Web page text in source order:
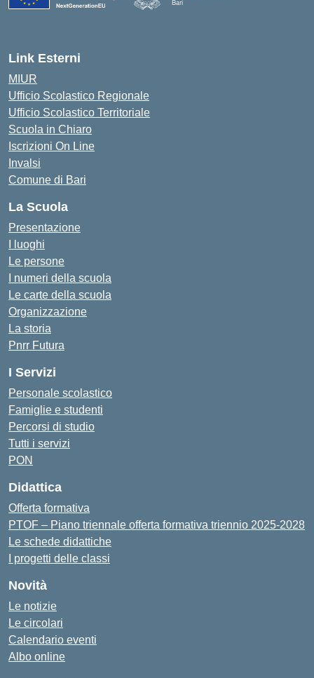
Bari
Link Esterni
MIUR
Ufficio Scolastico Regionale
Ufficio Scolastico Territoriale
Scuola in Chiaro
Iscrizioni On Line
Invalsi
Comune di Bari
La Scuola
Presentazione
I luoghi
Le persone
I numeri della scuola
Le carte della scuola
Organizzazione
La storia
Pnrr Futura
I Servizi
Personale scolastico
Famiglie e studenti
Percorsi di studio
Tutti i servizi
PON
Didattica
Offerta formativa
PTOF – Piano triennale offerta formativa triennio 2025-2028
Le schede didattiche
I progetti delle classi
Novità
Le notizie
Le circolari
Calendario eventi
Albo online